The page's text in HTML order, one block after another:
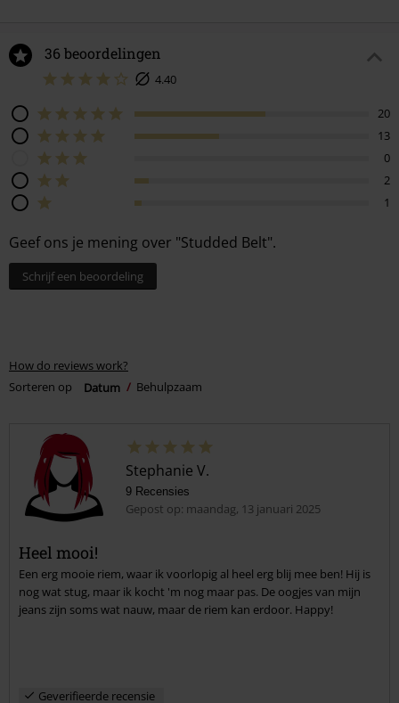
36 beoordelingen
4.40
20
13
0
2
1
Geef ons je mening over "Studded Belt".
Schrijf een beoordeling
How do reviews work?
Sorteren op
Datum Behulpzaam
Stephanie V.
9 Recensies
Gepost op: maandag, 13 januari 2025
Heel mooi!
Een erg mooie riem, waar ik voorlopig al heel erg blij mee ben! Hij is
nog wat stug, maar ik kocht 'm nog maar pas. De oogjes van mijn
jeans zijn soms wat nauw, maar de riem kan erdoor. Happy!
Geverifieerde recensie